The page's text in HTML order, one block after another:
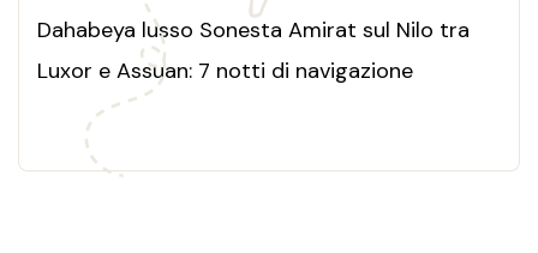
Dahabeya lusso Sonesta Amirat sul Nilo tra
Luxor e Assuan: 7 notti di navigazione
elegante, templi millenari, comfort esclusivo e
atmosfera senza tempo.